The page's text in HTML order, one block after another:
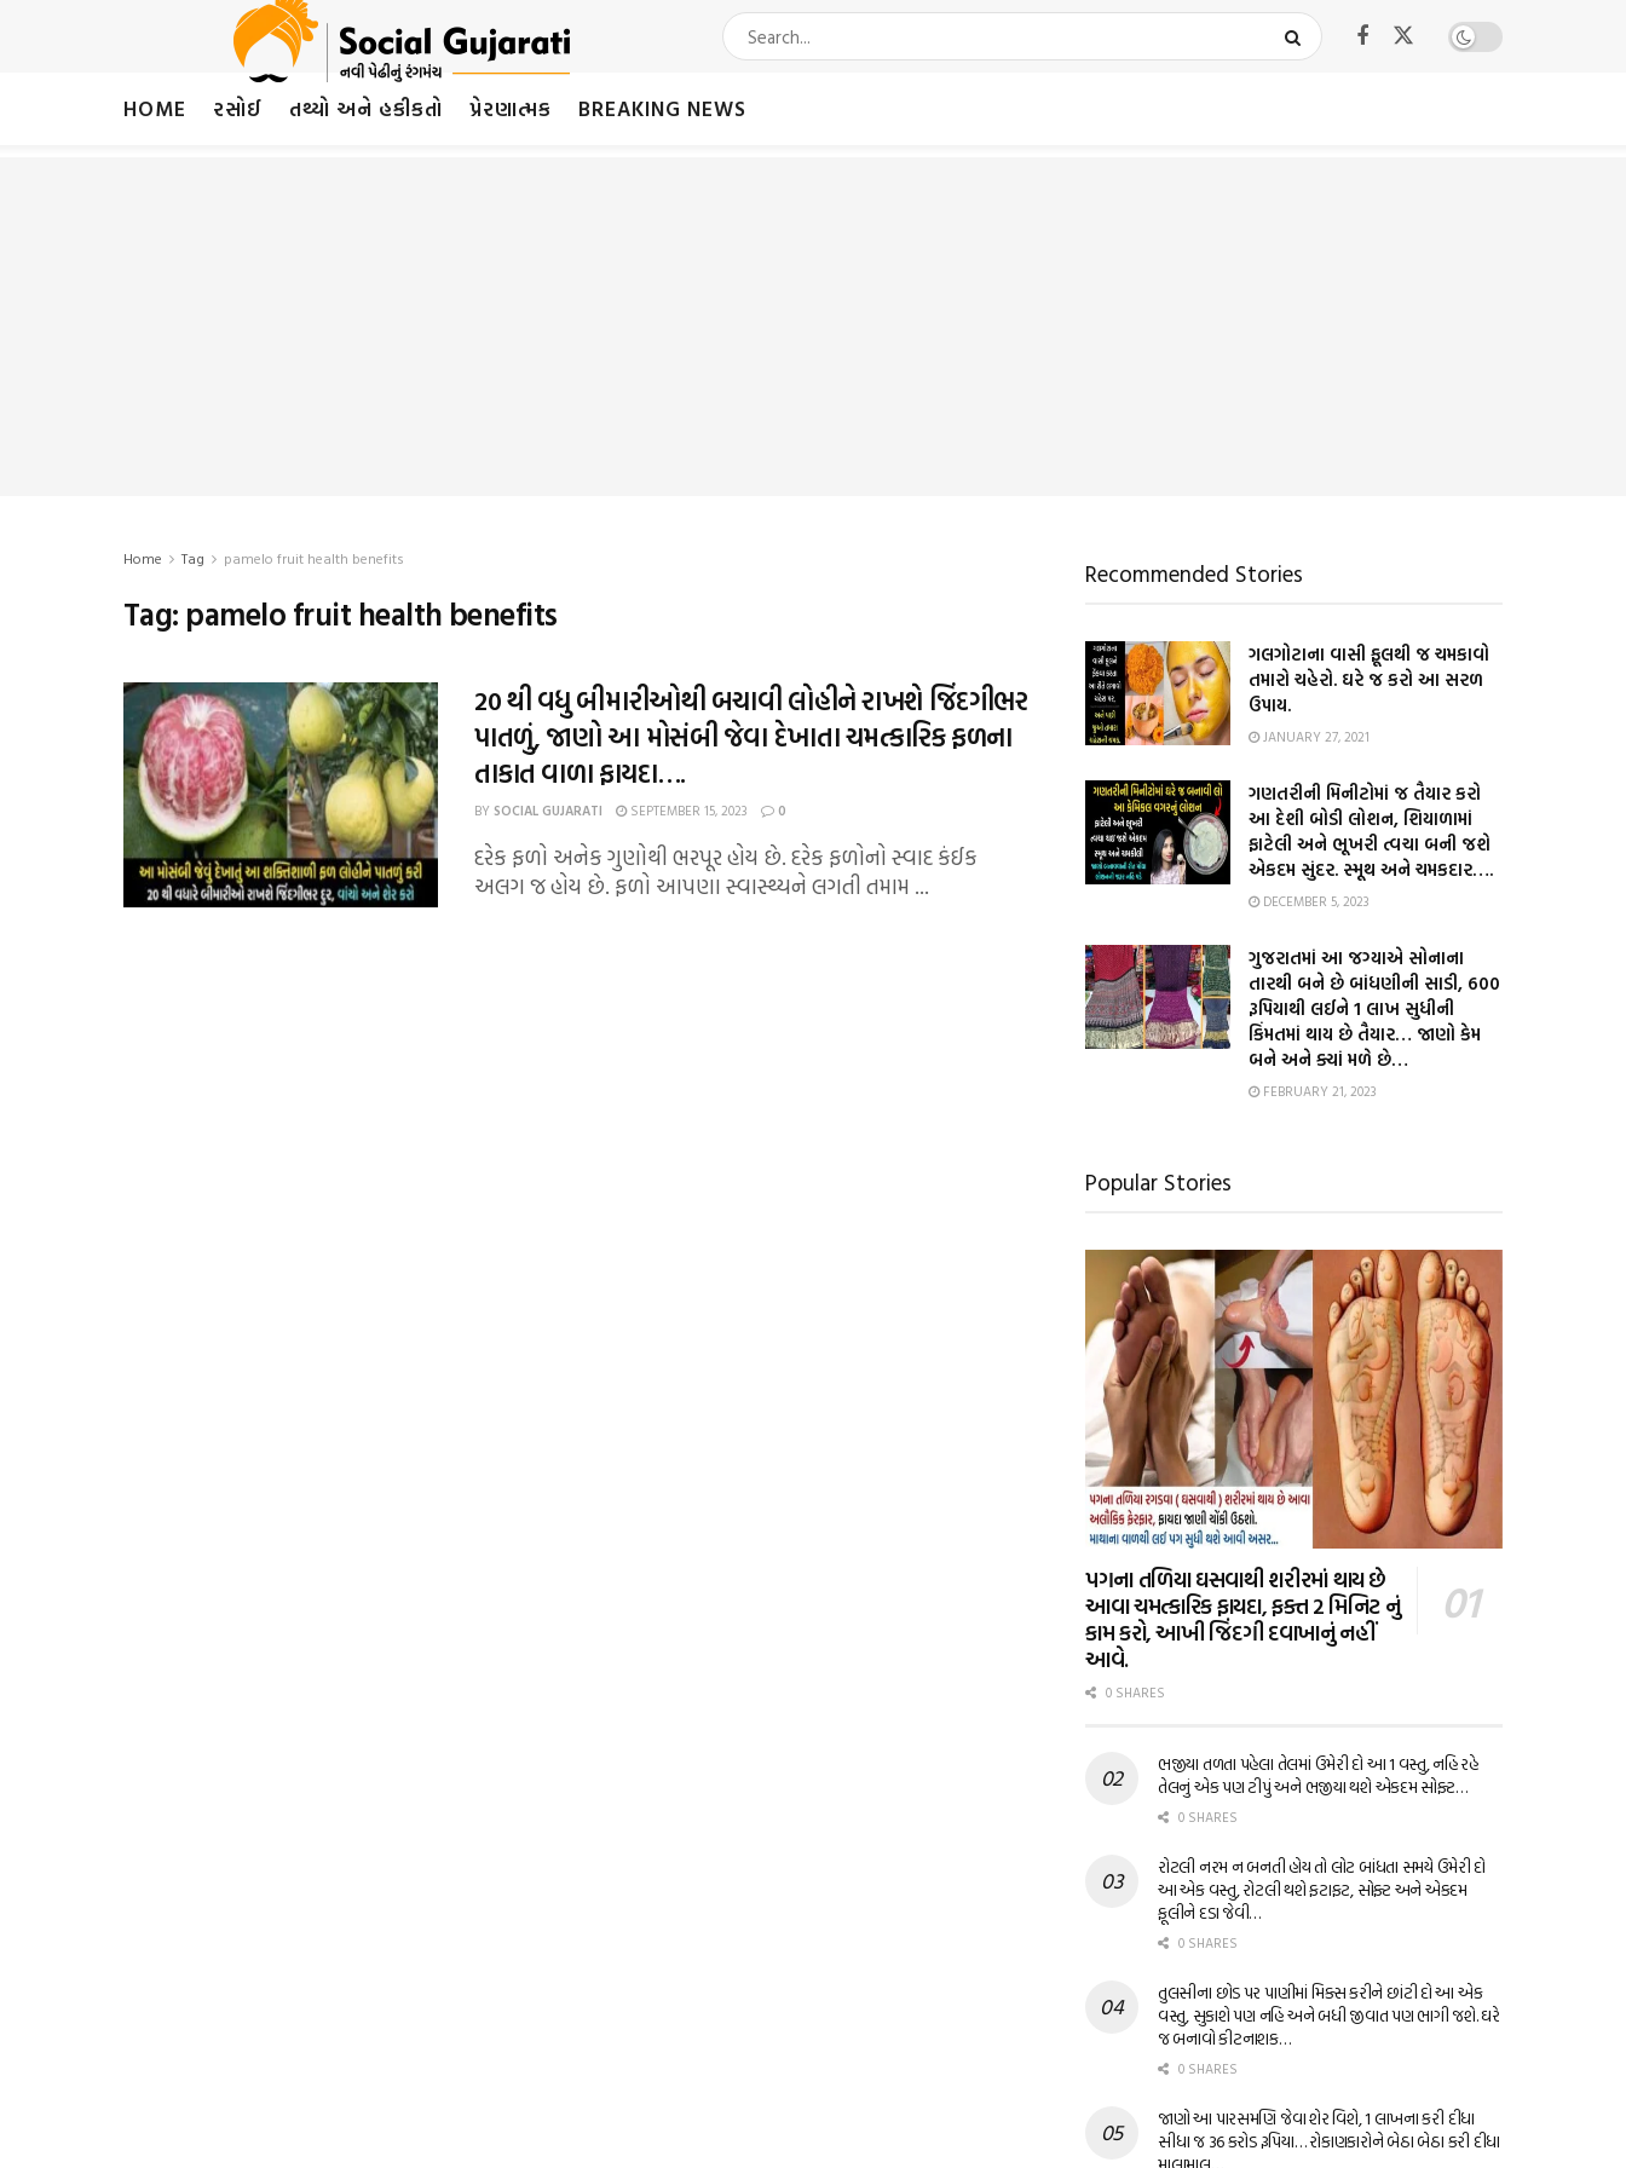
HOME રસોઈ તથ્યો અને હકીકતો પ્રેરણાત્મક BREAKING NEWS
Home Tag pamelo fruit health benefits
Tag: pamelo fruit health benefits
20 થી વધુ બીમારીઓથી બચાવી લોહીને રાખશે જિંદગીભર
પાતળું, જાણો આ મોસંબી જેવા દેખાતા ચમત્કારિક ફળના
તાકાત વાળા ફાયદા….
BY SOCIAL GUJARATI SEPTEMBER 15, 2023 0
દરેક ફળો અનેક ગુણોથી ભરપૂર હોય છે. દરેક ફળોનો સ્વાદ કંઈક
અલગ જ હોય છે. ફળો આપણા સ્વાસ્થ્યને લગતી તમામ ...
Recommended Stories
ગલગોટાના વાસી ફૂલથી જ ચમકાવો
તમારો ચહેરો. ઘરે જ કરો આ સરળ
ઉપાય.
JANUARY 27, 2021
ગણતરીની મિનીટોમાં જ તૈયાર કરો
આ દેશી બોડી લોશન, શિયાળામાં
ફાટેલી અને ભૂખરી ત્વચા બની જશે
એકદમ સુંદર. સ્મૂથ અને ચમકદાર….
DECEMBER 5, 2023
ગુજરાતમાં આ જગ્યાએ સોનાના
તારથી બને છે બાંધણીની સાડી, 600
રૂપિયાથી લઈને 1 લાખ સુધીની
કિંમતમાં થાય છે તૈયાર… જાણો કેમ
બને અને ક્યાં મળે છે…
FEBRUARY 21, 2023
Popular Stories
પગના તળિયા ઘસવાથી શરીરમાં થાય છે
આવા ચમત્કારિક ફાયદા, ફક્ત 2 મિનિટ નું
કામ કરો, આખી જિંદગી દવાખાનું નહીં
આવે.
0 SHARES
ભજીયા તળતા પહેલા તેલમાં ઉમેરી દો આ 1 વસ્તુ, નહિ રહે
તેલનું એક પણ ટીપું અને ભજીયા થશે એકદમ સોફ્ટ…
0 SHARES
રોટલી નરમ ન બનતી હોય તો લોટ બાંધતા સમયે ઉમેરી દો
આ એક વસ્તુ, રોટલી થશે ફટાફટ, સોફ્ટ અને એકદમ
ફૂલીને દડા જેવી…
0 SHARES
તુલસીના છોડ પર પાણીમાં મિક્સ કરીને છાંટી દો આ એક
વસ્તુ, સુકાશે પણ નહિ અને બધી જીવાત પણ ભાગી જશે. ઘરે
જ બનાવો કીટનાશક…
0 SHARES
જાણો આ પારસમણિ જેવા શેર વિશે, 1 લાખના કરી દીધા
સીધા જ 36 કરોડ રૂપિયા… રોકાણકારોને બેઠા બેઠા કરી દીધા